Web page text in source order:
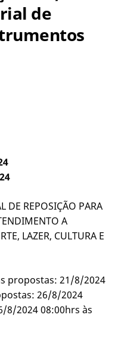
de
DE REPOSIÇÃO PARA
A
LAZER, CULTURA E
propostas: 21/8/2024
26/8/2024
8/2024 08:00hrs às